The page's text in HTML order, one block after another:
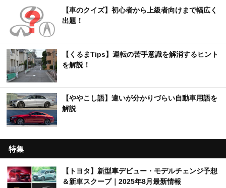
【車のクイズ】初心者から上級者向けまで幅広く
出題！
【くるまTips】運転の苦手意識を解消するヒント
を解説！
【ややこし語】違いが分かりづらい自動車用語を
解説
特集
【トヨタ】新型車デビュー・モデルチェンジ予想
＆新車スクープ｜2025年8月最新情報